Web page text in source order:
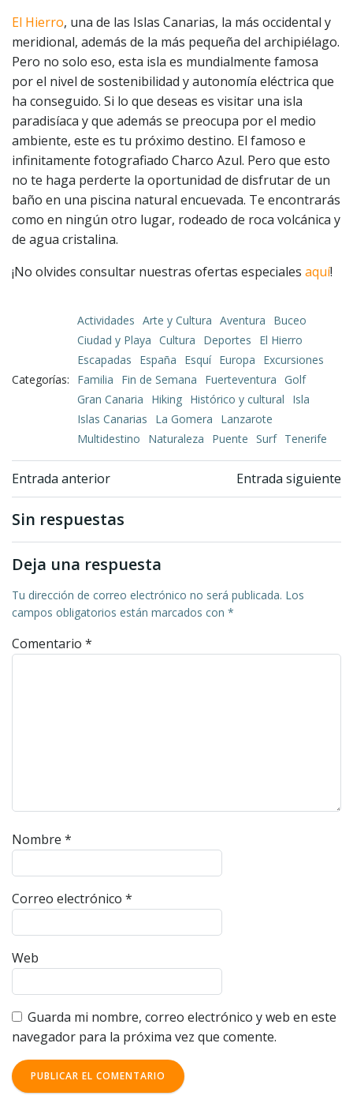
El Hierro, una de las Islas Canarias, la más occidental y
meridional, además de la más pequeña del archipiélago.
Pero no solo eso, esta isla es mundialmente famosa
por el nivel de sostenibilidad y autonomía eléctrica que
ha conseguido. Si lo que deseas es visitar una isla
paradisíaca y que además se preocupa por el medio
ambiente, este es tu próximo destino. El famoso e
infinitamente fotografiado Charco Azul. Pero que esto
no te haga perderte la oportunidad de disfrutar de un
baño en una piscina natural encuevada. Te encontrarás
como en ningún otro lugar, rodeado de roca volcánica y
de agua cristalina.
¡No olvides consultar nuestras ofertas especiales aquí!
Categorías:
Actividades Arte y Cultura Aventura
Buceo
Ciudad y Playa Cultura Deportes
El Hierro
Escapadas
España Esquí Europa
Excursiones
Familia
Fin de Semana Fuerteventura Golf
Gran Canaria
Hiking Histórico y cultural
Isla
Islas Canarias
La Gomera
Lanzarote
Multidestino
Naturaleza Puente Surf Tenerife
Navegación
de
entradas
Entrada anterior
Navegación
entradas
Entrada siguiente
Sin respuestas
Deja una respuesta
Tu dirección de correo electrónico no será publicada. Los
campos obligatorios están marcados con *
Comentario *
Nombre *
Correo electrónico *
Web
Guarda mi nombre, correo electrónico y web en este
navegador para la próxima vez que comente.